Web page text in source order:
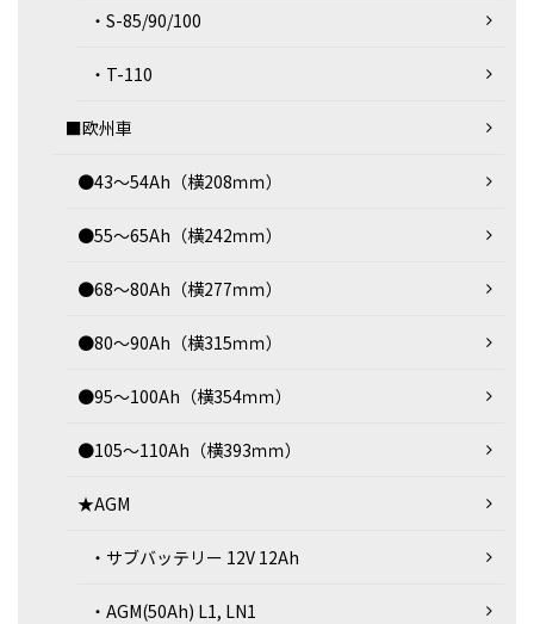
・S-85/90/100
・T-110
■欧州車
●43～54Ah（横208ｍｍ）
●55～65Ah（横242ｍｍ）
●68～80Ah（横277ｍｍ）
●80～90Ah（横315ｍｍ）
●95～100Ah（横354ｍｍ）
●105～110Ah（横393ｍｍ）
★AGM
・サブバッテリー 12V 12Ah
・AGM(50Ah) L1, LN1